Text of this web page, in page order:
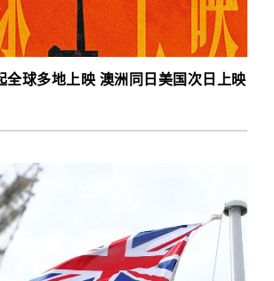
全球多地上映 澳洲同日美国次日上映